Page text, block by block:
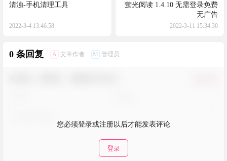
清浊-手机清理工具
2022-3-4 13:46:58
萤光阅读 1.4.10 无需登录免费
无广告
2022-3-11 15:34:30
0 条回复 A 文章作者 M 管理员
您必须登录或注册以后才能发表评论
登录